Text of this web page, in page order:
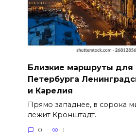
Близкие маршруты для
Петербурга
и Карелия
Прямо западнее, в сорока
лежит Кронштадт.
0 1